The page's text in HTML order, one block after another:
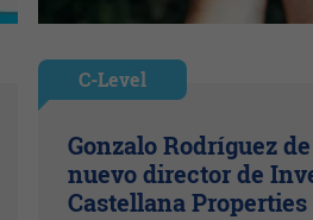
C-Level
Gonzalo Rodríguez
nuevo director de
Castellana Properties